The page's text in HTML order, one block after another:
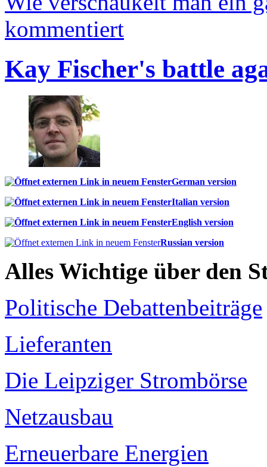
kommentiert
Kay Fischer's battle
German version
Italian version
English version
Russian version
Alles Wichtige über den
Politische Debattenbeiträge
Lieferanten
Die Leipziger Strombörse
Netzausbau
Erneuerbare Energien